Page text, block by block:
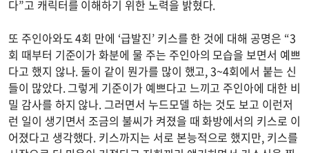
다”고 캐릭터를 이해하기 위한 노력을 밝혔다.
또 주인아와도 4회 만에 ‘급발진’ 키스를 한 것에 대해 공명은 “3
회 때부터 기준이가 화분에 물 주는 주인아의 모습을 보면서 예쁘
다고 했지 않나. 둘이 같이 뭔가를 많이 했고, 3~4회에서 붙는 신
들이 많았다. 그렇게 기준이가 예쁘다고 느끼고 주인아에 대한 비
밀 감사를 하지 않나. 그러면서 누드모델 하는 것도 보고 이런저
런 일이 생기면서 조금의 불씨가 켜졌을 때 화방에서의 키스로 이
어졌다고 생각했다. 키스까지는 서로 본능적으로 했지만, 키스를